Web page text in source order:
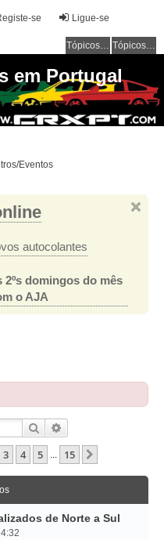
Ligue-se
se
Tópicos sem resposta Tópicos ativos
em Portugal
Eventos
autocolantes
domingos do mês
o AJA
Pesquisar
De 15
3 4 5 ... 15
de Norte a Sul